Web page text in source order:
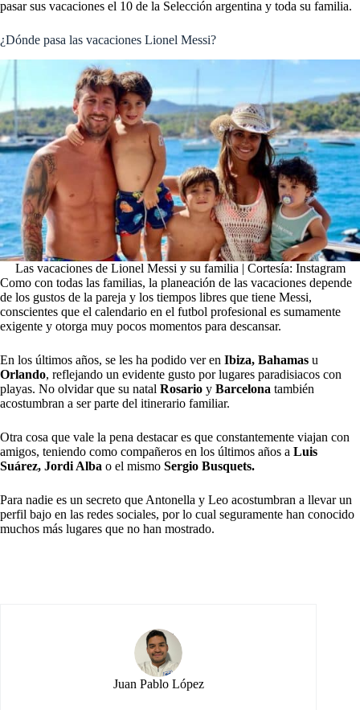
pasar sus vacaciones el 10 de la Selección argentina y toda su familia.
¿Dónde pasa las vacaciones Lionel Messi?
Las vacaciones de Lionel Messi y su familia | Cortesía: Instagram
Como con todas las familias, la planeación de las vacaciones depende
de los gustos de la pareja y los tiempos libres que tiene Messi,
conscientes que el calendario en el futbol profesional es sumamente
exigente y otorga muy pocos momentos para descansar.
En los últimos años, se les ha podido ver en Ibiza, Bahamas u
Orlando, reflejando un evidente gusto por lugares paradisiacos con
playas. No olvidar que su natal Rosario y Barcelona también
acostumbran a ser parte del itinerario familiar.
Otra cosa que vale la pena destacar es que constantemente viajan con
amigos, teniendo como compañeros en los últimos años a Luis
Suárez, Jordi Alba o el mismo Sergio Busquets.
Para nadie es un secreto que Antonella y Leo acostumbran a llevar un
perfil bajo en las redes sociales, por lo cual seguramente han conocido
muchos más lugares que no han mostrado.
Juan Pablo López